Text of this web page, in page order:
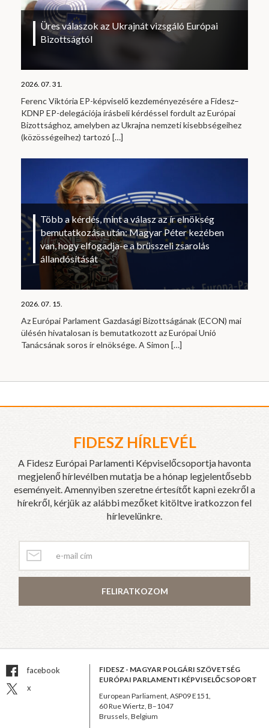
Üres válaszok az Ukrajnát vizsgáló Európai
Bizottságtól
2026. 07. 31.
Ferenc Viktória EP-képviselő kezdeményezésére a Fidesz–
KDNP EP-delegációja írásbeli kérdéssel fordult az Európai
Bizottsághoz, amelyben az Ukrajna nemzeti kisebbségeihez
(közösségeihez) tartozó […]
Több a kérdés, mint a válasz az ír elnökség
bemutatkozása után: Magyar Péter kezében
van, hogy elfogadja-e a brüsszeli zsarolás
állandósítását
2026. 07. 15.
Az Európai Parlament Gazdasági Bizottságának (ECON) mai
ülésén hivatalosan is bemutatkozott az Európai Unió
Tanácsának soros ír elnöksége. A Simon […]
FIDESZ HÍRLEVÉL
A Fidesz Európai Parlamenti Képviselőcsoportja havonta
megjelenő hírlevélben mutatja be a hónap legjelentősebb
eseményeit. Amennyiben szeretne értesítőt kapni ezekről a
hírekről, kérjük az alábbi mezőket kitöltve iratkozzon fel
hírlevelünkre.
FELIRATKOZOM
facebook
x
FIDESZ - MAGYAR POLGÁRI SZÖVETSÉG
EURÓPAI PARLAMENTI KÉPVISELŐCSOPORT
European Parliament, ASP09 E151,
60 Rue Wiertz, B–1047
Brussels, Belgium